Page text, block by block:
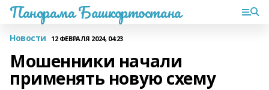
Панорама Башкортостана
Новости 12 ФЕВРАЛЯ 2024, 04:23
Мошенники начали
применять новую схему